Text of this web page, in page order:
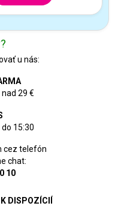
u nás:
29 €
15:30
cez telefón
chat:
10
DISPOZÍCIÍ